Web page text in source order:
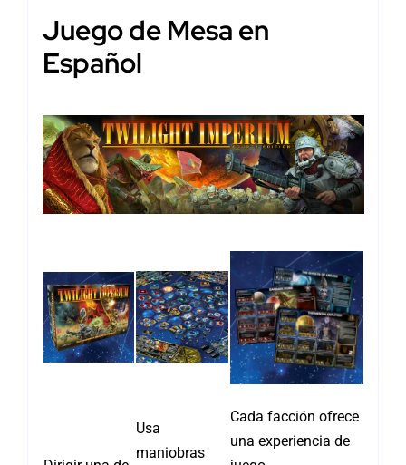
Juego de Mesa en
Español
Usa
maniobras
Cada facción ofrece
una experiencia de